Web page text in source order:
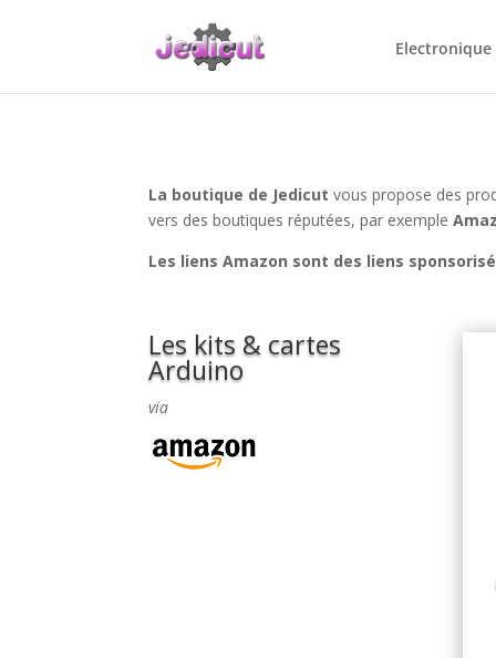
Electronique
La boutique de Jedicut vous propose des
vers des boutiques réputées, par exemple
Les liens Amazon sont des liens
Les kits & cartes
Arduino
via